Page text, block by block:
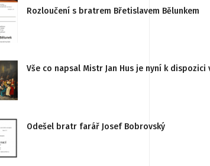
Rozloučení s bratrem Břetislavem Bělunkem
Vše co napsal Mistr Jan Hus je nyní k
Odešel bratr farář Josef Bobrovský